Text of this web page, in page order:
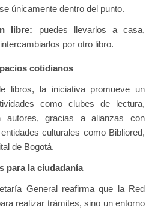
únicamente dentro del punto.
libre: puedes llevarlos a casa,
por otro libro.
cotidianos
libros, la iniciativa promueve un
como clubes de lectura,
autores, gracias a alianzas con
culturales como Bibliored,
de Bogotá.
para la ciudadanía
General reafirma que la Red
realizar trámites, sino un entorno